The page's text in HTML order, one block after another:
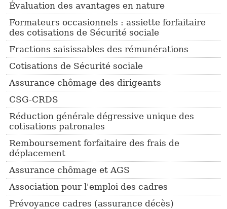
Évaluation des avantages en nature
Formateurs occasionnels : assiette forfaitaire
des cotisations de Sécurité sociale
Fractions saisissables des rémunérations
Cotisations de Sécurité sociale
Assurance chômage des dirigeants
CSG-CRDS
Réduction générale dégressive unique des
cotisations patronales
Remboursement forfaitaire des frais de
déplacement
Assurance chômage et AGS
Association pour l'emploi des cadres
Prévoyance cadres (assurance décès)